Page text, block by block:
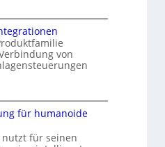
von
für humanoide
nutzt für seinen